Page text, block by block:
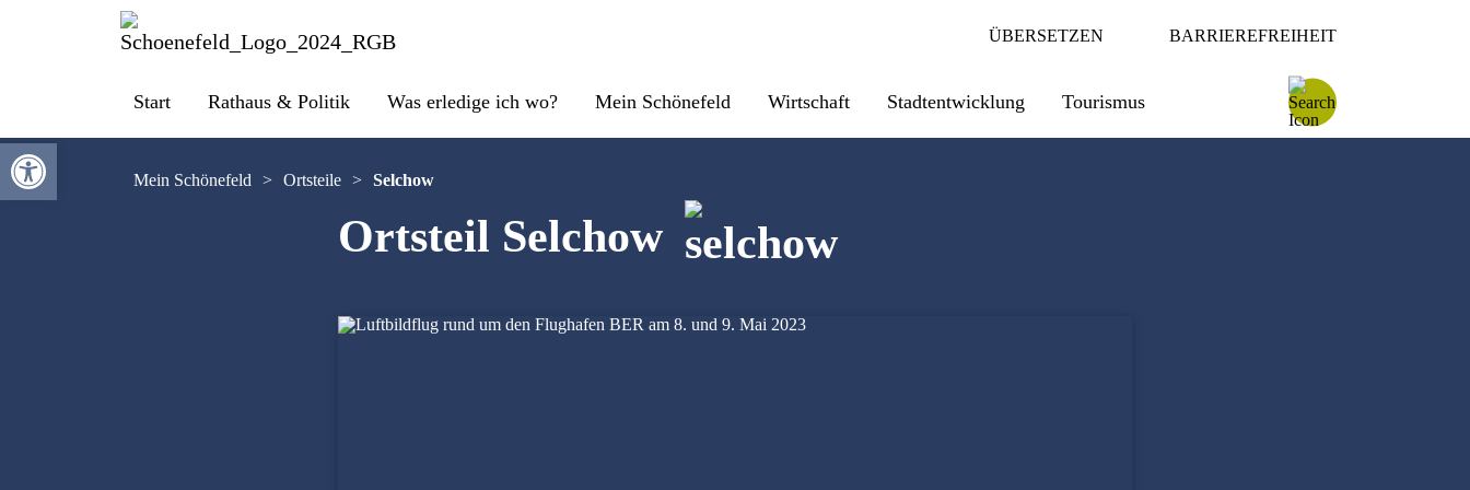
Werkzeugleiste öffnen
ÜBERSETZEN BARRIEREFREIHEIT
Start Rathaus & Politik Was erledige ich wo? Mein Schönefeld Wirtschaft Stadtentwicklung Tourismus
Mein Schönefeld > Ortsteile > Selchow
Ortsteil Selchow